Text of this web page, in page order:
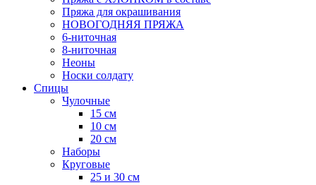
Пряжа для окрашивания
НОВОГОДНЯЯ ПРЯЖА
6-ниточная
8-ниточная
Неоны
Носки солдату
Спицы
Чулочные
15 см
10 см
20 см
Наборы
Круговые
25 и 30 см